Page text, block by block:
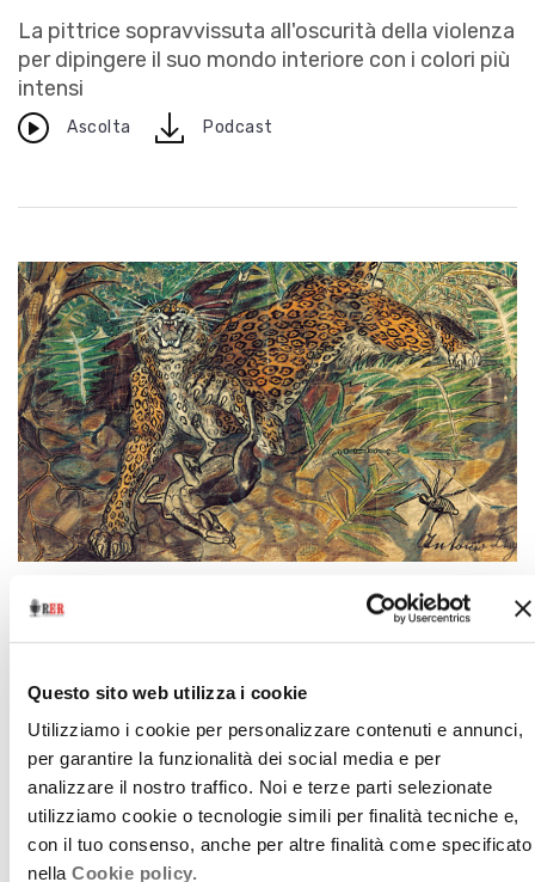
Questo sito web utilizza i cookie
Utilizziamo i cookie per personalizzare contenuti e annunci,
per garantire la funzionalità dei social media e per
analizzare il nostro traffico. Noi e terze parti selezionate
utilizziamo cookie o tecnologie simili per finalità tecniche e,
con il tuo consenso, anche per altre finalità come specificato
nella Cookie policy.
La pittrice sopravvissuta all'oscurità della violenza
per dipingere il suo mondo interiore con i colori più
intensi
Ascolta downloadPodcast
Antonio Ligabue, il Maestro di Gualtieri
Una grande antologica dal 31 maggio all'8
novembre. Intervista a Sandro Parmiggiani
Ascolta downloadPodcast